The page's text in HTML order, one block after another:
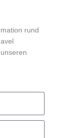
rund